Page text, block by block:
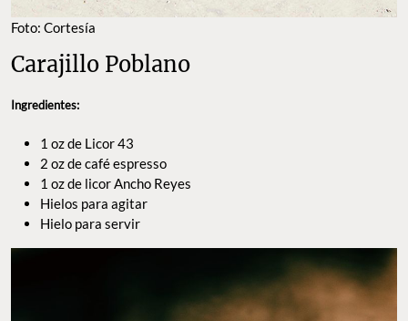
Foto: Cortesía
Carajillo Poblano
Ingredientes:
1 oz de Licor 43
2 oz de café espresso
1 oz de licor Ancho Reyes
Hielos para agitar
Hielo para servir